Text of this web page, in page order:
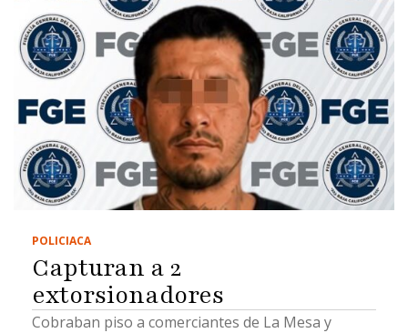
POLICIACA
Capturan a 2
extorsionadores
Cobraban piso a comerciantes de La Mesa y